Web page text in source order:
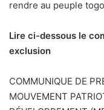
rendre au peuple
Lire ci-dessous le
exclusion
COMMUNIQUE DE
MOUVEMENT